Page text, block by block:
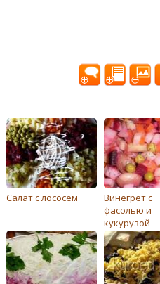
Салат с лососем
Винегрет с
фасолью и
кукурузой